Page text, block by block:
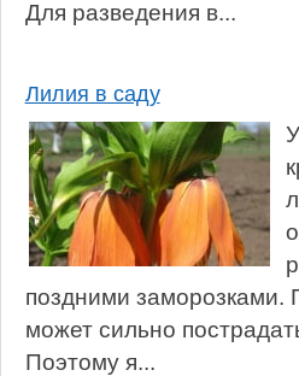
Для разведения в...
Лилия в саду
поздними заморозками.
может сильно
Поэтому я...